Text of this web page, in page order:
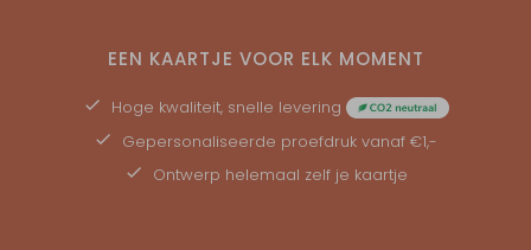
EEN KAARTJE VOOR ELK MOMENT
Hoge kwaliteit, snelle levering
Gepersonaliseerde proefdruk vanaf €1,-
Ontwerp helemaal zelf je kaartje